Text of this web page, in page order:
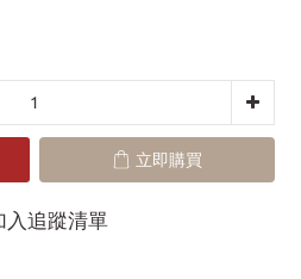
立即購買
入追蹤清單